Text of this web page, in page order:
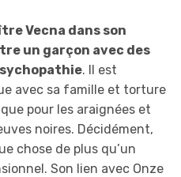
Vecna ​​​​dans son
un garçon avec des
. Il est
avec sa famille et torture
pour les araignées et
noires. Décidément,
chose de plus qu’un
Son lien avec Onze